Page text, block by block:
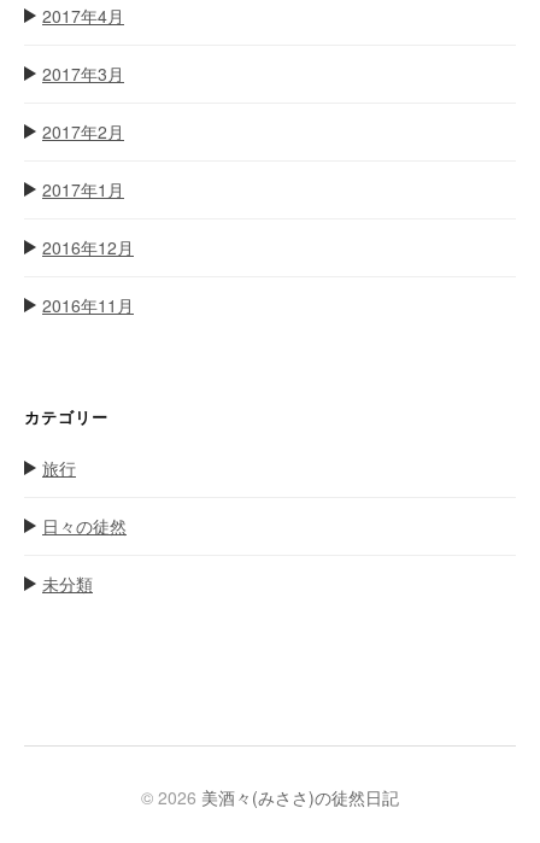
2017年4月
2017年3月
2017年2月
2017年1月
2016年12月
2016年11月
カテゴリー
旅行
日々の徒然
未分類
© 2026 美酒々(みささ)の徒然日記